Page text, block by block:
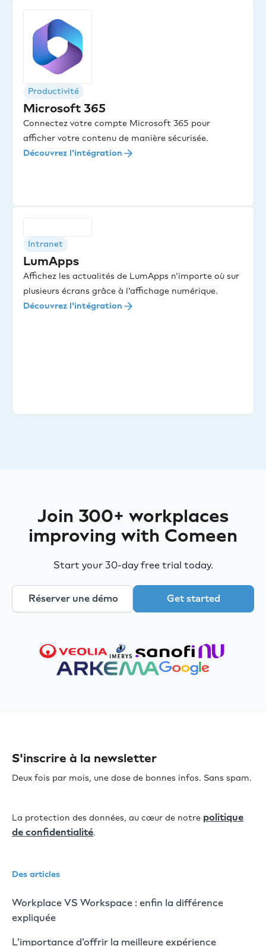
Productivité
Microsoft 365
Connectez votre compte Microsoft 365 pour
afficher votre contenu de manière sécurisée.
Découvrez l'intégration
Intranet
LumApps
Affichez les actualités de LumApps n'importe où sur
plusieurs écrans grâce à l'affichage numérique.
Découvrez l'intégration
Join 300+ workplaces
improving with Comeen
Start your 30-day free trial today.
Réserver une démo Get started
S'inscrire à la newsletter
Deux fois par mois, une dose de bonnes infos. Sans spam.
La protection des données, au cœur de notre politique
de confidentialité.
Des articles
Workplace VS Workspace : enfin la différence
expliquée
L’importance d’offrir la meilleure expérience